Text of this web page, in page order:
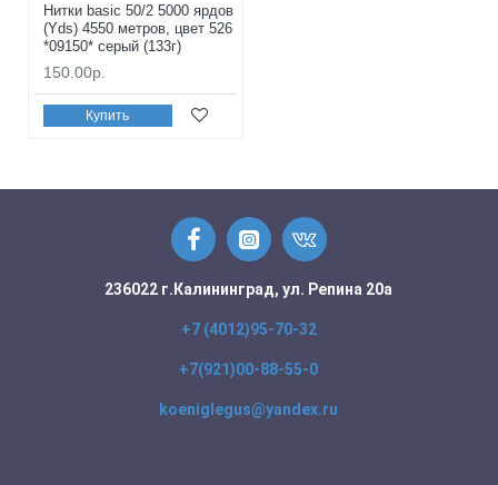
Нитки basic 50/2 5000 ярдов
(Yds) 4550 метров, цвет 526
*09150* серый (133г)
150.00р.
Купить
236022 г.Калининград, ул. Репина 20а
+7 (4012)95-70-32
+7(921)00-88-55-0
koeniglegus@yandex.ru